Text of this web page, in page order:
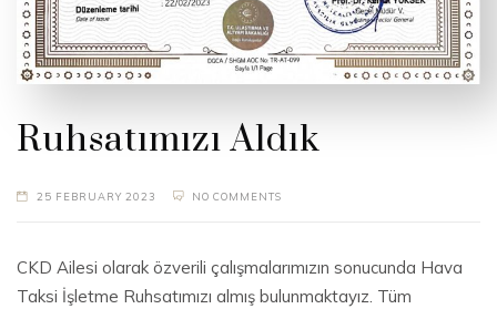
Ruhsatımızı Aldık
25 FEBRUARY 2023 NO COMMENTS
CKD Ailesi olarak özverili çalışmalarımızın sonucunda Hava
Taksi İşletme Ruhsatımızı almış bulunmaktayız. Tüm